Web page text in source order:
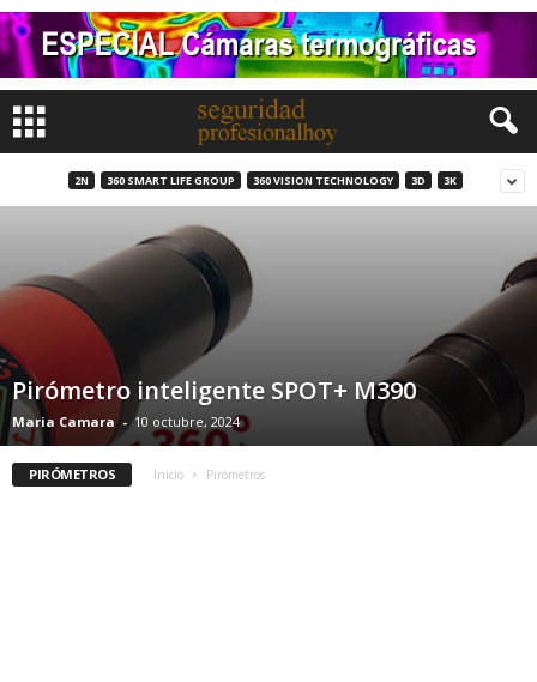
2N 360 SMART LIFE GROUP 360 VISION TECHNOLOGY 3D 3K
Pirómetro inteligente SPOT+ M390
Maria Camara - 10 octubre, 2024
PIRÓMETROS Inicio Pirómetros